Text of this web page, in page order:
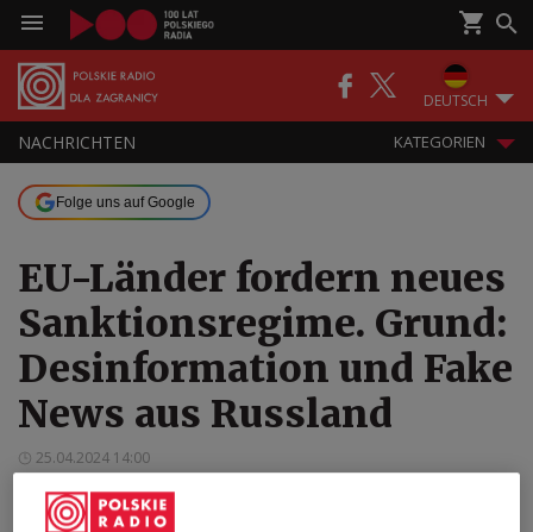
DEUTSCH
NACHRICHTEN KATEGORIEN
Folge uns auf Google
EU-Länder fordern neues
Sanktionsregime. Grund:
Desinformation und Fake
News aus Russland
25.04.2024 14:00